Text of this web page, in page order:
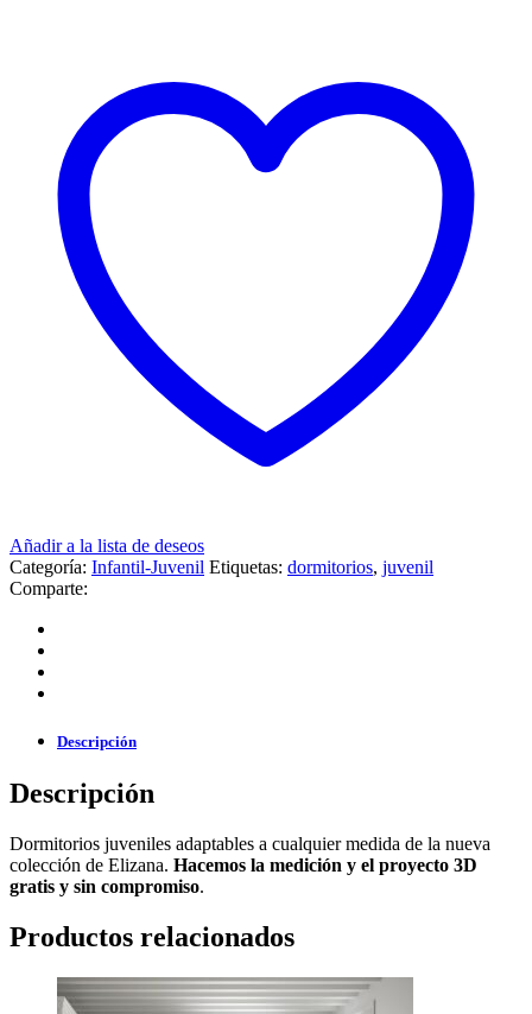
Añadir a la lista de deseos
Categoría: Infantil-Juvenil Etiquetas: dormitorios, juvenil
Comparte:
Descripción
Descripción
Dormitorios juveniles adaptables a cualquier medida de la nueva
colección de Elizana. Hacemos la medición y el proyecto 3D
gratis y sin compromiso.
Productos relacionados